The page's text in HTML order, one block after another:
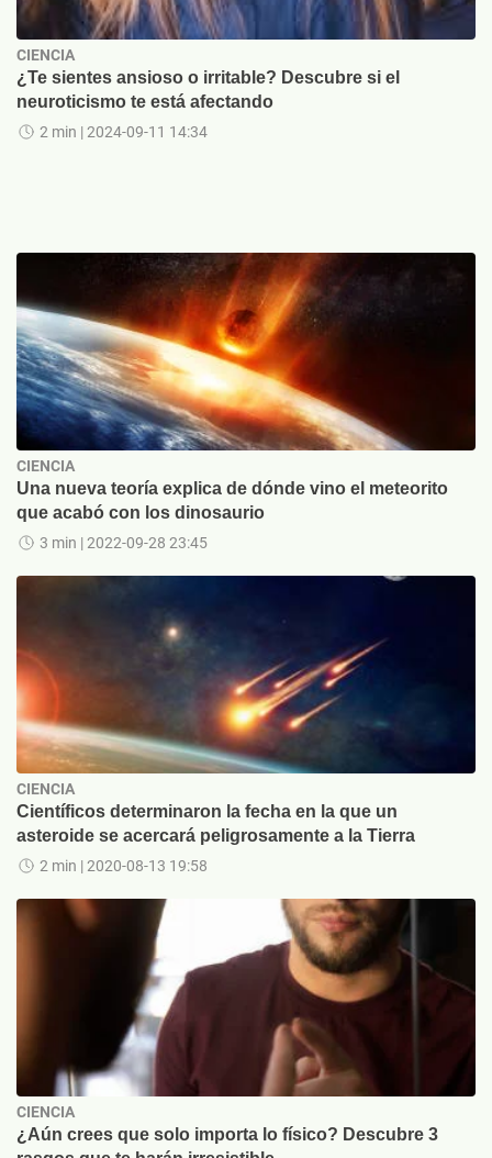
CIENCIA
¿Te sientes ansioso o irritable? Descubre si el
neuroticismo te está afectando
2 min | 2024-09-11 14:34
CIENCIA
Una nueva teoría explica de dónde vino el meteorito
que acabó con los dinosaurio
3 min | 2022-09-28 23:45
CIENCIA
Científicos determinaron la fecha en la que un
asteroide se acercará peligrosamente a la Tierra
2 min | 2020-08-13 19:58
CIENCIA
¿Aún crees que solo importa lo físico? Descubre 3